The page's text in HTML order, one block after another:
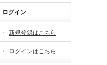
ログイン
新規登録はこちら
ログインはこちら